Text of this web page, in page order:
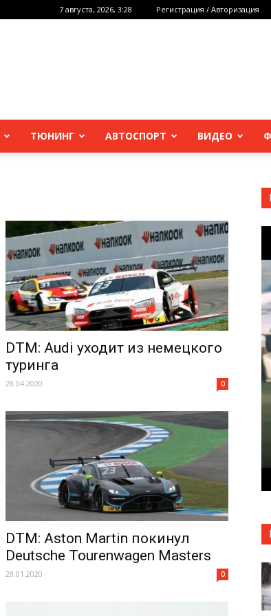
7 августа, 2026, 3:28 Регистрация / Авторизация
ТЮНИНГ АВТОСПОРТ ВИДЕО
DTM: Audi уходит из немецкого
туринга
28.04.2020 0
DTM: Aston Martin покинул
Deutsche Tourenwagen Masters
28.01.2020 0